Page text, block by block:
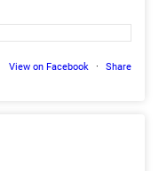
View on Facebook · Share